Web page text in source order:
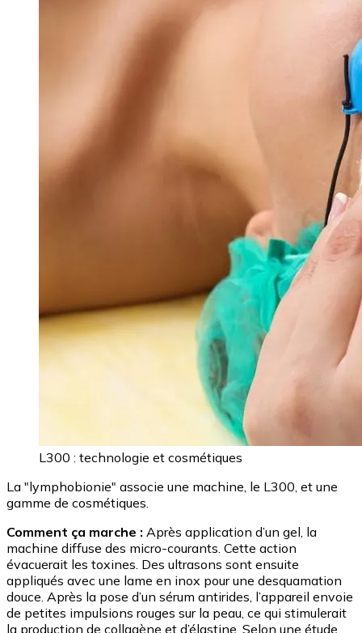
L300 : technologie et cosmétiques
La "lymphobionie" associe une machine, le L300, et une
gamme de cosmétiques.
Comment ça marche : Après application d’un gel, la
machine diffuse des micro-courants. Cette action
évacuerait les toxines. Des ultrasons sont ensuite
appliqués avec une lame en inox pour une desquamation
douce. Après la pose d’un sérum antirides, l’appareil envoie
de petites impulsions rouges sur la peau, ce qui stimulerait
la production de collagène et d’élastine. Selon une étude